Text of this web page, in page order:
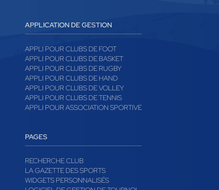
APPLICATION DE GESTION
APPLI POUR CLUBS DE FOOT
APPLI POUR CLUBS DE BASKET
APPLI POUR CLUBS DE RUGBY
APPLI POUR CLUBS DE HAND
APPLI POUR CLUBS DE VOLLEY
APPLI POUR CLUBS DE TENNIS
APPLI POUR ASSOCIATION SPORTIVE
PAGES
RECHERCHE CLUB
LA GAZETTE DES SPORTS
WIDGETS PERSONNALISÉS